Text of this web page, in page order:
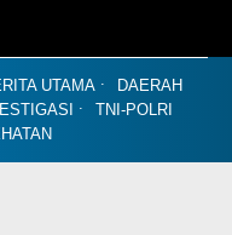
UTAMA
DAERAH
TNI-POLRI